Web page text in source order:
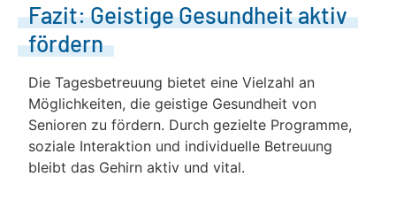
Fazit: Geistige Gesundheit aktiv
fördern
Die Tagesbetreuung bietet eine Vielzahl an
Möglichkeiten, die geistige Gesundheit von
Senioren zu fördern. Durch gezielte Programme,
soziale Interaktion und individuelle Betreuung
bleibt das Gehirn aktiv und vital.